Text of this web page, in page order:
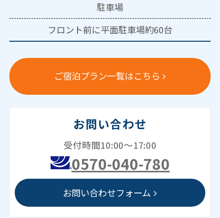
駐車場
フロント前に平面駐車場約60台
ご宿泊プラン一覧はこちら
お問い合わせ
受付時間10:00～17:00
0570-040-780
お問い合わせフォーム